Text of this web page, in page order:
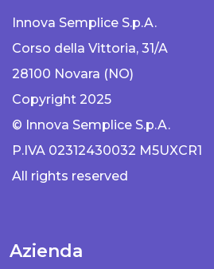
Innova Semplice S.p.A.
Corso della Vittoria, 31/A
28100 Novara (NO)
Copyright 2025
© Innova Semplice S.p.A.
P.IVA 02312430032 M5UXCR1
All rights reserved
Azienda